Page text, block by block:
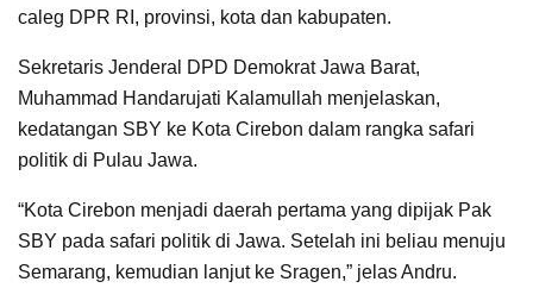
caleg DPR RI, provinsi, kota dan kabupaten.
Sekretaris Jenderal DPD Demokrat Jawa Barat,
Muhammad Handarujati Kalamullah menjelaskan,
kedatangan SBY ke Kota Cirebon dalam rangka safari
politik di Pulau Jawa.
“Kota Cirebon menjadi daerah pertama yang dipijak Pak
SBY pada safari politik di Jawa. Setelah ini beliau menuju
Semarang, kemudian lanjut ke Sragen,” jelas Andru.